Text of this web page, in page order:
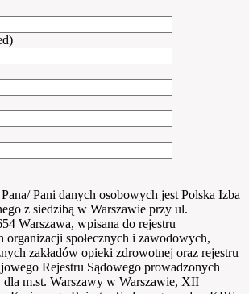
Pani danych osobowych jest Polska Izba
z siedzibą w Warszawie przy ul.
Warszawa, wpisana do rejestru
organizacji społecznych i zawodowych,
zakładów opieki zdrowotnej oraz rejestru
Rejestru Sądowego prowadzonych
dla m.st. Warszawy w Warszawie, XII